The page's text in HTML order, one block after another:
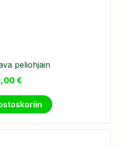
peliohjain
€